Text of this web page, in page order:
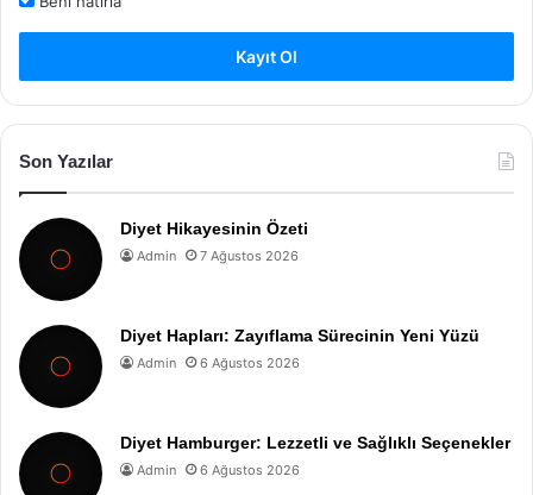
Kayıt Ol
Son Yazılar
Diyet Hikayesinin Özeti
Admin 7 Ağustos 2026
Diyet Hapları: Zayıflama Sürecinin Yeni Yüzü
Admin 6 Ağustos 2026
Diyet Hamburger: Lezzetli ve Sağlıklı Seçenekler
Admin 6 Ağustos 2026